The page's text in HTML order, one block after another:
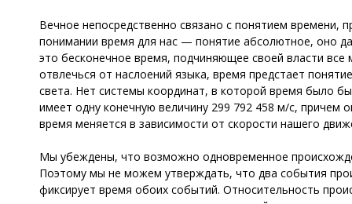
Вечное непосредственно связано с понятием времени,
понимании время для нас — понятие абсолютное, оно
это бесконечное время, подчиняющее своей власти
отвлечься от наслоений языка, время предстает
света. Нет системы координат, в которой время было
имеет одну конечную величину 299 792 458 м/с, причем
время меняется в зависимости от скорости нашего
Мы убеждены, что возможно одновременное
Поэтому мы не можем утверждать, что два события
фиксирует время обоих событий. Относительность